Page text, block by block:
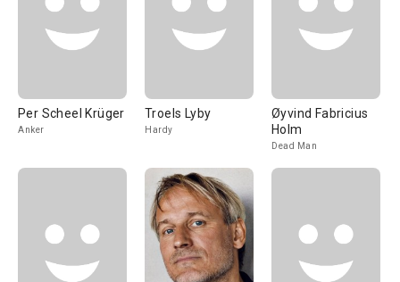
Per Scheel Krüger
Anker
Troels Lyby
Hardy
Øyvind Fabricius
Holm
Dead Man